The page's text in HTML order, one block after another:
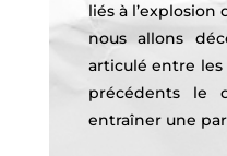
liés à
nous allons
articulé entre les
précédents le
entraîner une